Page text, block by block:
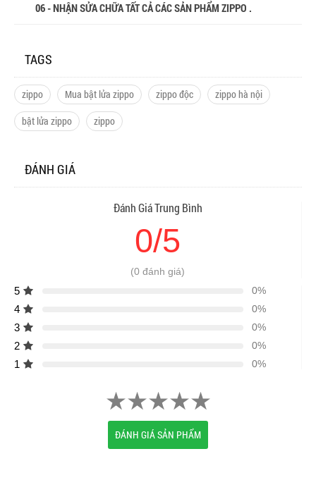
06 - NHẬN SỬA CHỮA TẤT CẢ CÁC SẢN PHẨM ZIPPO .
TAGS
zippo Mua bật lửa zippo zippo độc
zippo hà nội
bật lửa zippo
zippo
ĐÁNH GIÁ
Đánh Giá Trung Bình
0/5
(0 đánh giá)
5 0%
4 0%
3 0%
2 0%
1 0%
ĐÁNH GIÁ SẢN PHẨM